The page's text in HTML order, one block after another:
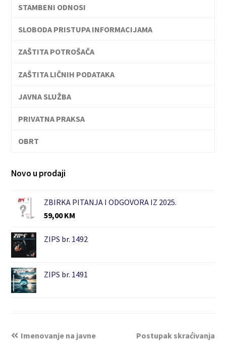
STAMBENI ODNOSI
SLOBODA PRISTUPA INFORMACIJAMA
ZAŠTITA POTROŠAČA
ZAŠTITA LIČNIH PODATAKA
JAVNA SLUŽBA
PRIVATNA PRAKSA
OBRT
Novo u prodaji
ZBIRKA PITANJA I ODGOVORA IZ 2025.
59,00KM
ZIPS br. 1492
ZIPS br. 1491
Imenovanje na javne
Postupak skraćivanja